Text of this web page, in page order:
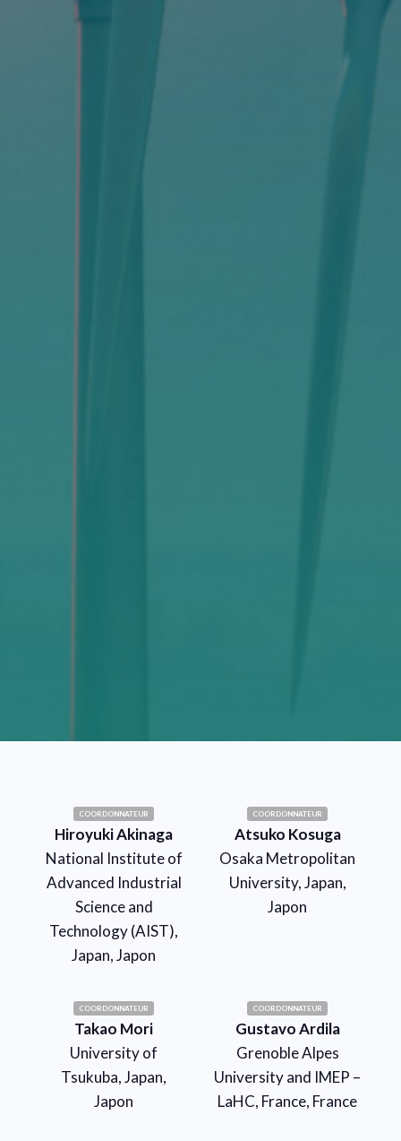
COORDONNATEUR
Hiroyuki Akinaga
National Institute of
Advanced Industrial
Science and
Technology (AIST),
Japan, Japon
COORDONNATEUR
Atsuko Kosuga
Osaka Metropolitan
University, Japan,
Japon
COORDONNATEUR
Takao Mori
University of
Tsukuba, Japan,
Japon
COORDONNATEUR
Gustavo Ardila
Grenoble Alpes
University and IMEP –
LaHC, France, France